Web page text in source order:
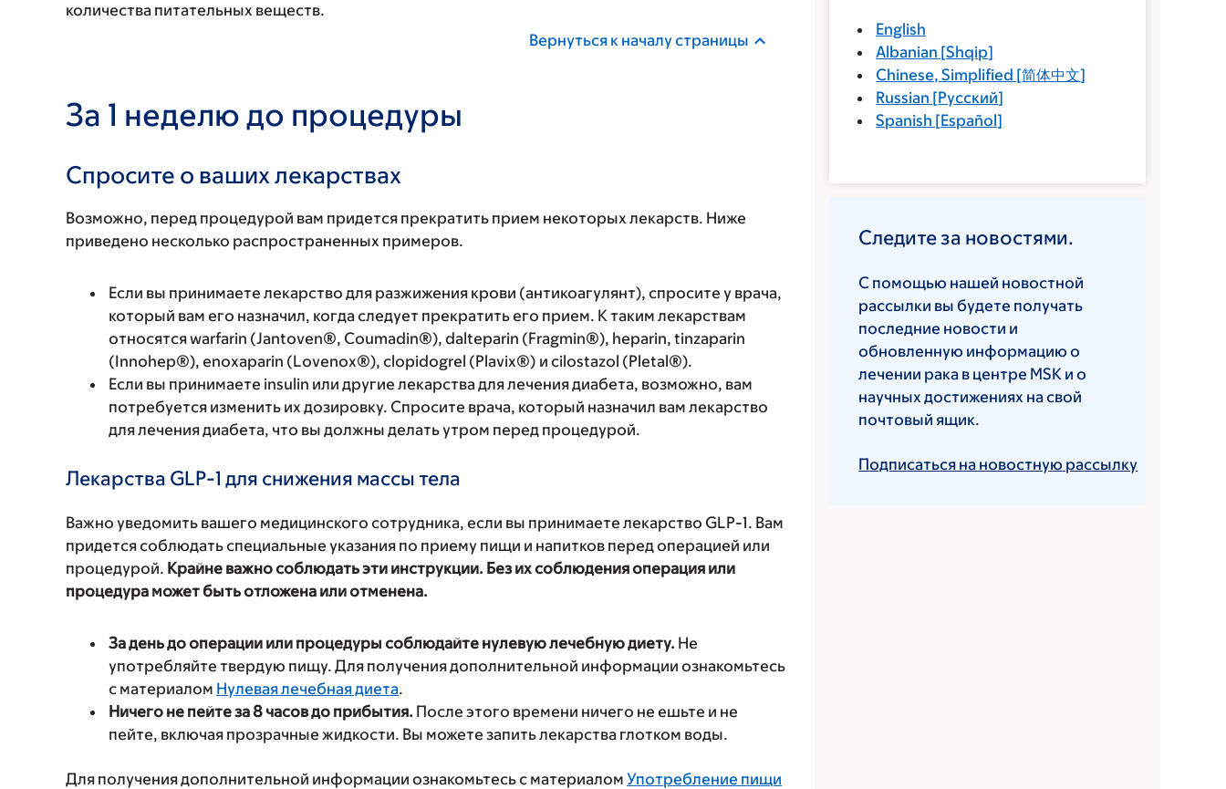
количества питательных веществ.
Вернуться к началу страницы
За 1 неделю до процедуры
Спросите о ваших лекарствах
Возможно, перед процедурой вам придется прекратить прием некоторых лекарств. Ниже
приведено несколько распространенных примеров.
Если вы принимаете лекарство для разжижения крови (антикоагулянт), спросите у врача,
который вам его назначил, когда следует прекратить его прием. К таким лекарствам
относятся warfarin (Jantoven®, Coumadin®), dalteparin (Fragmin®), heparin, tinzaparin
(Innohep®), enoxaparin (Lovenox®), clopidogrel (Plavix®) и cilostazol (Pletal®).
Если вы принимаете insulin или другие лекарства для лечения диабета, возможно, вам
потребуется изменить их дозировку. Спросите врача, который назначил вам лекарство
для лечения диабета, что вы должны делать утром перед процедурой.
Лекарства GLP-1 для снижения массы тела
Важно уведомить вашего медицинского сотрудника, если вы принимаете лекарство GLP-1. Вам
придется соблюдать специальные указания по приему пищи и напитков перед операцией или
процедурой. Крайне важно соблюдать эти инструкции. Без их соблюдения операция или
процедура может быть отложена или отменена.
За день до операции или процедуры соблюдайте нулевую лечебную диету. Не
употребляйте твердую пищу. Для получения дополнительной информации ознакомьтесь
с материалом Нулевая лечебная диета.
Ничего не пейте за 8 часов до прибытия. После этого времени ничего не ешьте и не
пейте, включая прозрачные жидкости. Вы можете запить лекарства глотком воды.
Для получения дополнительной информации ознакомьтесь с материалом Употребление пищи
English
Albanian [Shqip]
Chinese, Simplified [简体中文]
Russian [Русский]
Spanish [Español]
Следите за новостями.
С помощью нашей новостной
рассылки вы будете получать
последние новости и
обновленную информацию о
лечении рака в центре MSK и о
научных достижениях на свой
почтовый ящик.
Подписаться на новостную рассылку